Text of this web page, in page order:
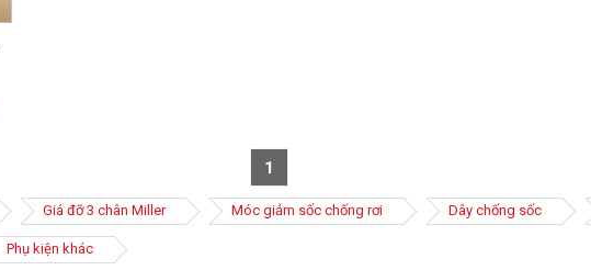
1
Giá đỡ 3 chân Miller Móc giảm sốc chống rơi Dây chống sốc
Phụ kiện khác